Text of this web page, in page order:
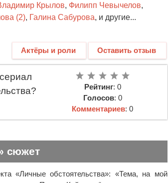
Крылов, Филипп Чевычелов,
(2), Галина Сабурова, и другие...
Актёры и роли Оставить отзыв
Рейтинг: 0
Голосов: 0
Комментариев: 0
сюжет
«Личные обстоятельства»: «Тема, на мой